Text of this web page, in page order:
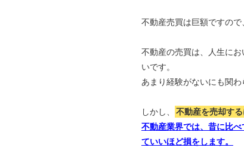
不動産売買は巨額ですので
不動産の売買は、人生に
いです。
あまり経験がないにも関
しかし、 不動産を売却す
不動産業界では、昔に比
ていいほど損をします。